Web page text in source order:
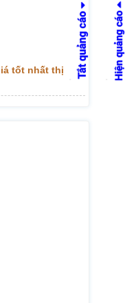
tốt nhất thị